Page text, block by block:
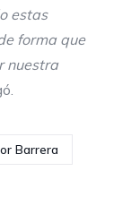
estas
forma que
nuestra
Barrera